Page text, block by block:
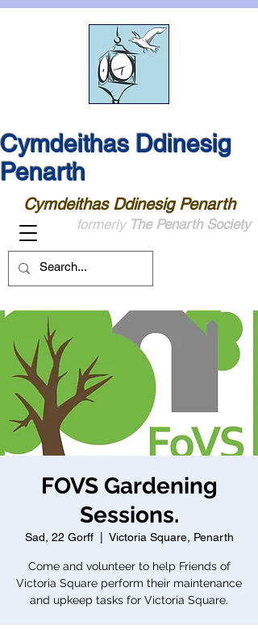
Cymdeithas Ddinesig
Penarth
Cymdeithas Ddinesig Penarth
formerly The Penarth Society
FOVS Gardening
Sessions.
Sad, 22 Gorff
  |
Victoria Square, Penarth
Come and volunteer to help Friends of
Victoria Square perform their maintenance
and upkeep tasks for Victoria Square.